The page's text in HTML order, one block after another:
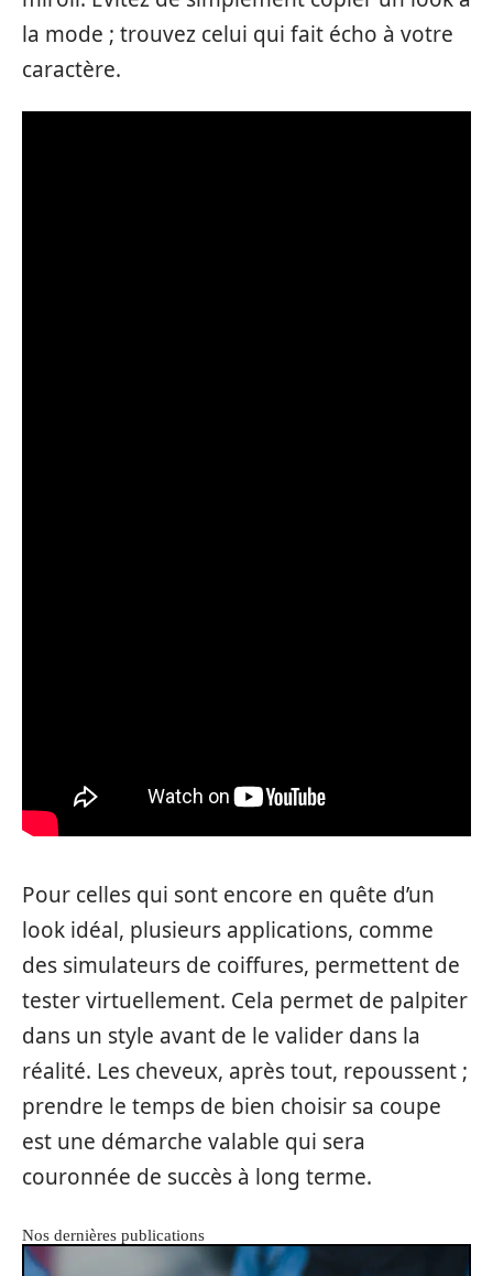
la mode ; trouvez celui qui fait écho à votre
caractère.
Pour celles qui sont encore en quête d’un
look idéal, plusieurs applications, comme
des simulateurs de coiffures, permettent de
tester virtuellement. Cela permet de palpiter
dans un style avant de le valider dans la
réalité. Les cheveux, après tout, repoussent ;
prendre le temps de bien choisir sa coupe
est une démarche valable qui sera
couronnée de succès à long terme.
Nos dernières publications